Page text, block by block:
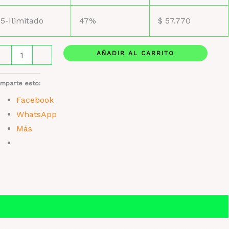
5-Ilimitado 47% $ 57.770
AÑADIR AL CARRITO
esto:
Facebook
WhatsApp
Más